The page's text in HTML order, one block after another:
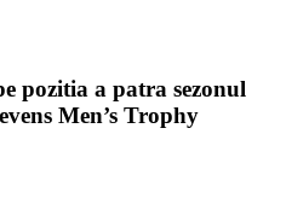
pozitia a patra sezonul
Men’s Trophy